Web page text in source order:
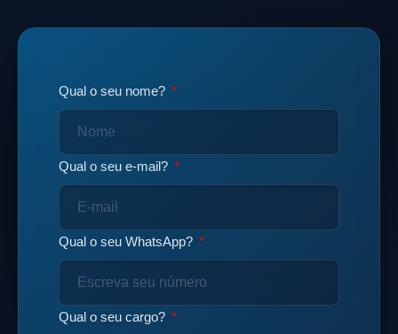
Qual o seu nome?
Qual o seu e-mail?
Qual o seu WhatsApp?
Qual o seu cargo?